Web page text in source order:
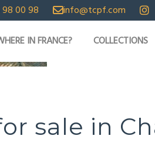
00 98 info@tcpf.com
IN FRANCE? COLLECTIONS
sale in